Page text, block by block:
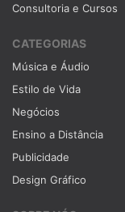
Consultoria e Cursos
CATEGORIAS
Música e Áudio
Estilo de Vida
Negócios
Ensino a Distância
Publicidade
Design Gráfico